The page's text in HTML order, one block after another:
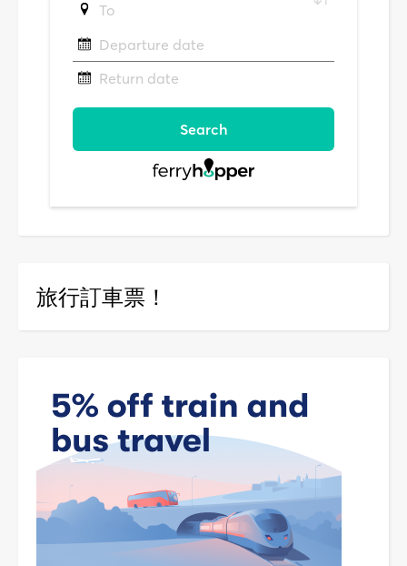
旅行訂車票！